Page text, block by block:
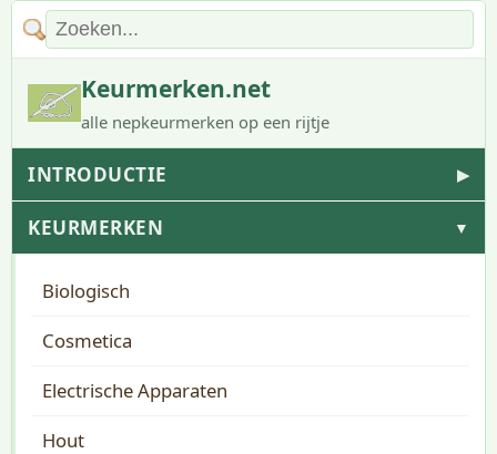
Keurmerken.net
alle nepkeurmerken op een rijtje
INTRODUCTIE ▶
KEURMERKEN ▼
Biologisch
Cosmetica
Electrische Apparaten
Hout